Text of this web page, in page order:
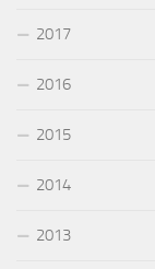
2017
2016
2015
2014
2013